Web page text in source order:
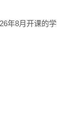
年8月开课的学